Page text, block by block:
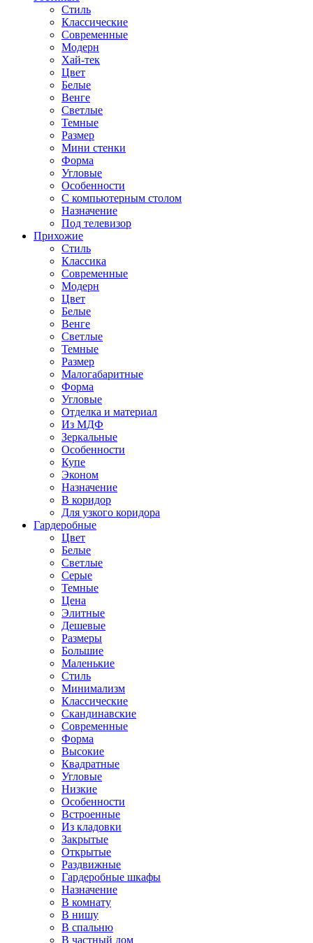
Стиль
Классические
Современные
Модерн
Хай-тек
Цвет
Белые
Венге
Светлые
Темные
Размер
Мини стенки
Форма
Угловые
Особенности
С компьютерным столом
Назначение
Под телевизор
Прихожие
Стиль
Классика
Современные
Модерн
Цвет
Белые
Венге
Светлые
Темные
Размер
Малогабаритные
Форма
Угловые
Отделка и материал
Из МДФ
Зеркальные
Особенности
Купе
Эконом
Назначение
В коридор
Для узкого коридора
Гардеробные
Цвет
Белые
Светлые
Серые
Темные
Цена
Элитные
Дешевые
Размеры
Большие
Маленькие
Стиль
Минимализм
Классические
Скандинавские
Современные
Форма
Высокие
Квадратные
Угловые
Низкие
Особенности
Встроенные
Из кладовки
Закрытые
Открытые
Раздвижные
Гардеробные шкафы
Назначение
В комнату
В нишу
В спальню
В частный дом